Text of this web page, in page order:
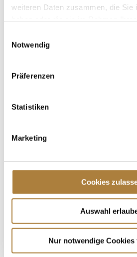
weiteren Daten zusammen, die Sie
Notwendig
Präferenzen
Statistiken
Marketing
Cookies
Auswahl
Nur notwendige Cookies
Heidemarie Dresing und Poesie
Bestmarke Zum zehnten Mal
Para-Dressur-Mannschaft in
der Nationenwertung, zwölf Mal
Equipe aus Italien, Dritte...
„Trainer des Jahres 2025“:
Trainerakademie,News
Auszeichnungen im Rahmen des
DOKR-Trainerakademie mit
Stiftung Deutscher Pferdesport
Trainerpersönlichkeiten